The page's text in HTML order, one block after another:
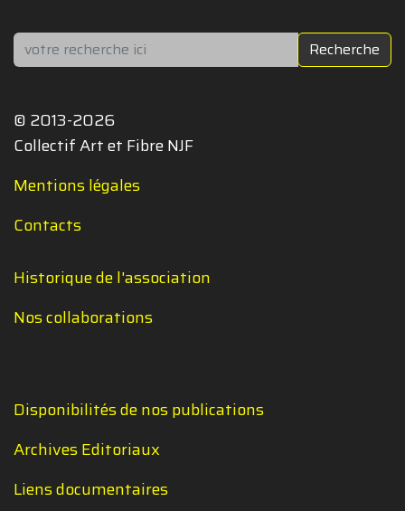
Rechercher Recherche
© 2013-2026
Collectif Art et Fibre NJF
Mentions légales
Contacts
Historique de l'association
Nos collaborations
Disponibilités de nos publications
Archives Editoriaux
Liens documentaires